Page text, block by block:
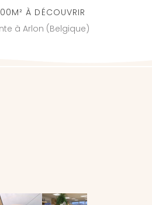
À DÉCOUVRIR
à Arlon (Belgique)